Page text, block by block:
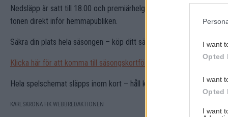
I want
Opted
I want
Opted
I want
Nedsläpp är satt till 18.00 och premiärhelgen bjuder på full fart i
tonen direkt inför hemmapubliken.
Säkra din plats hela säsongen – köp ditt säsongskort och stötta
Klicka här för att komma till säsongskortförsäljningen.
Hela spelschemat släpps inom kort – håll koll på våra kanaler för att
KARLSKRONA HK WEBBREDAKTIONEN